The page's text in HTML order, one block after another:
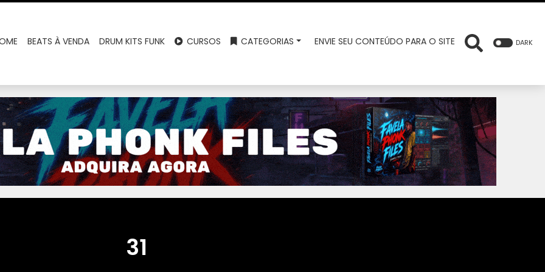
BEATS À VENDA DRUM KITS FUNK CURSOS CATEGORIAS ENVIE SEU CONTEÚDO PARA O SITE DARK
31